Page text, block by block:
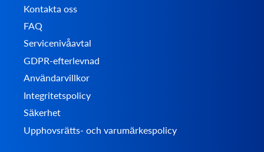
Kontakta oss
FAQ
Servicenivåavtal
GDPR-efterlevnad
Användarvillkor
Integritetspolicy
Säkerhet
Upphovsrätts- och varumärkespolicy